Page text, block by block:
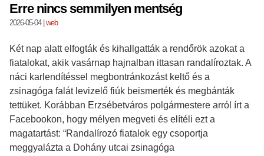
Erre nincs semmilyen mentség
2026-05-04|web
Két nap alatt elfogták és kihallgatták a rendőrök azokat a
fiatalokat, akik vasárnap hajnalban ittasan randalíroztak. A
náci karlendítéssel megbontránkozást keltő és a
zsinagóga falát levizelő fiúk beismerték és megbánták
tettüket. Korábban Erzsébetváros polgármestere arról írt a
Facebookon, hogy mélyen megveti és elítéli ezt a
magatartást: “Randalírozó fiatalok egy csoportja
meggyalázta a Dohány utcai zsinagóga